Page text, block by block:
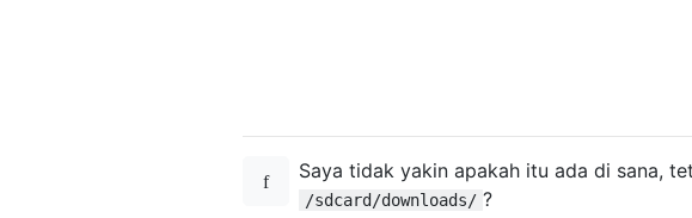
Saya tidak yakin apakah itu ada di sana,
/sdcard/downloads/ ?